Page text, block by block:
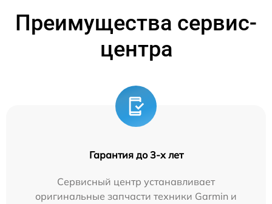
Преимущества сервис-
центра
Гарантия до 3-х лет
Сервисный центр устанавливает
оригинальные запчасти техники Garmin и